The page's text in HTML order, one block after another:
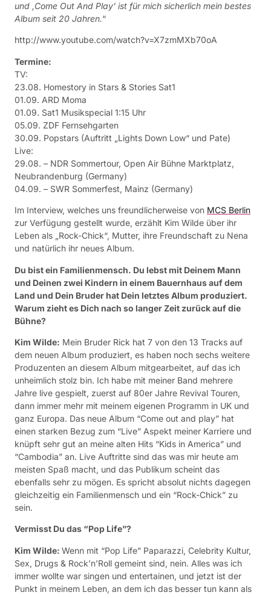
und ‚Come Out And Play’ ist für mich sicherlich mein bestes
Album seit 20 Jahren.“
http://www.youtube.com/watch?v=X7zmMXb70oA
Termine:
TV:
23.08. Homestory in Stars & Stories Sat1
01.09. ARD Moma
01.09. Sat1 Musikspecial 1:15 Uhr
05.09. ZDF Fernsehgarten
30.09. Popstars (Auftritt „Lights Down Low“ und Pate)
Live:
29.08. – NDR Sommertour, Open Air Bühne Marktplatz,
Neubrandenburg (Germany)
04.09. – SWR Sommerfest, Mainz (Germany)
Im Interview, welches uns freundlicherweise von MCS Berlin
zur Verfügung gestellt wurde, erzählt Kim Wilde über ihr
Leben als „Rock-Chick“, Mutter, ihre Freundschaft zu Nena
und natürlich ihr neues Album.
Du bist ein Familienmensch. Du lebst mit Deinem Mann
und Deinen zwei Kindern in einem Bauernhaus auf dem
Land und Dein Bruder hat Dein letztes Album produziert.
Warum zieht es Dich nach so langer Zeit zurück auf die
Bühne?
Kim Wilde: Mein Bruder Rick hat 7 von den 13 Tracks auf
dem neuen Album produziert, es haben noch sechs weitere
Produzenten an diesem Album mitgearbeitet, auf das ich
unheimlich stolz bin. Ich habe mit meiner Band mehrere
Jahre live gespielt, zuerst auf 80er Jahre Revival Touren,
dann immer mehr mit meinem eigenen Programm in UK und
ganz Europa. Das neue Album “Come out and play” hat
einen starken Bezug zum “Live” Aspekt meiner Karriere und
knüpft sehr gut an meine alten Hits “Kids in America” und
“Cambodia” an. Live Auftritte sind das was mir heute am
meisten Spaß macht, und das Publikum scheint das
ebenfalls sehr zu mögen. Es spricht absolut nichts dagegen
gleichzeitig ein Familienmensch und ein “Rock-Chick” zu
sein.
Vermisst Du das “Pop Life”?
Kim Wilde: Wenn mit “Pop Life” Paparazzi, Celebrity Kultur,
Sex, Drugs & Rock’n’Roll gemeint sind, nein. Alles was ich
immer wollte war singen und entertainen, und jetzt ist der
Punkt in meinem Leben, an dem ich das besser tun kann als